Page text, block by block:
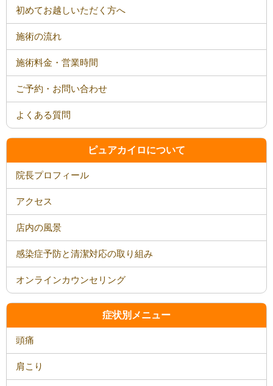
初めてお越しいただく方へ
施術の流れ
施術料金・営業時間
ご予約・お問い合わせ
よくある質問
ピュアカイロについて
院長プロフィール
アクセス
店内の風景
感染症予防と清潔対応の取り組み
オンラインカウンセリング
症状別メニュー
頭痛
肩こり